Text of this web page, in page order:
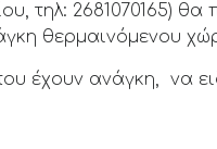
τηλ: 2681070165) θα
θερμαινόμενου
έχουν ανάγκη, να